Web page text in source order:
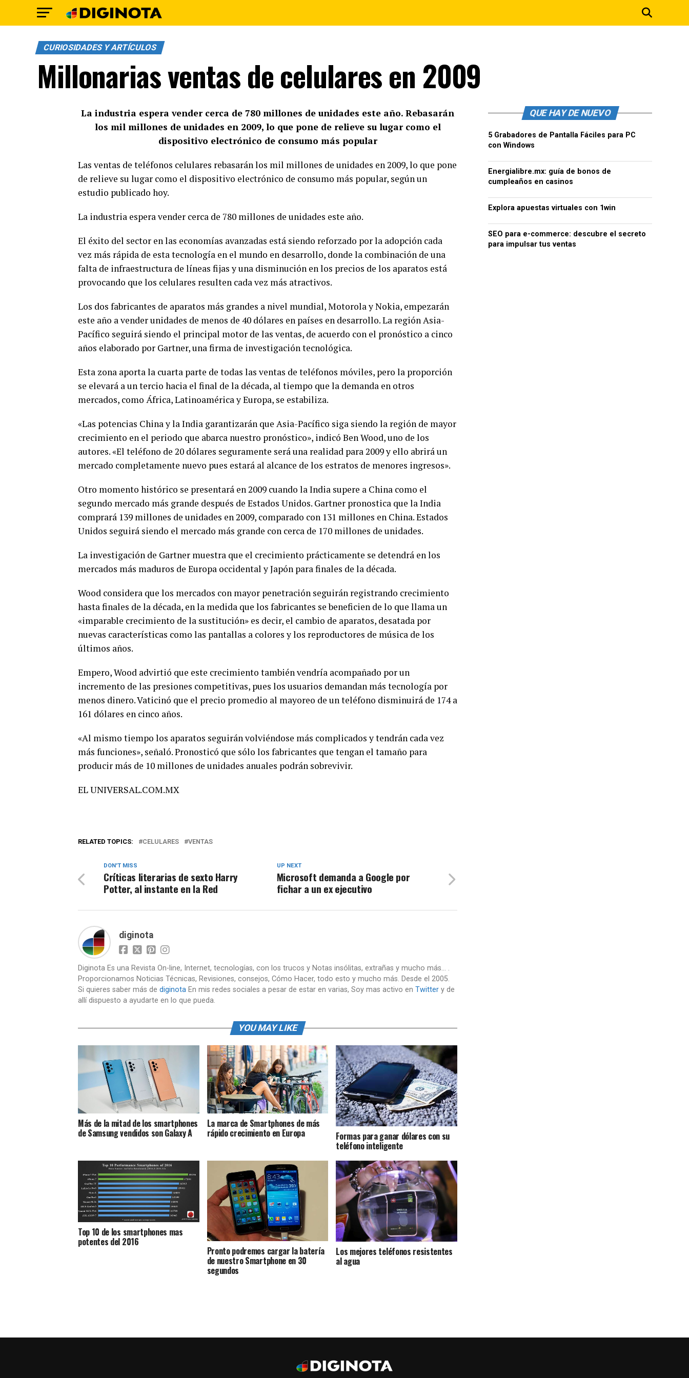
CURIOSIDADES Y ARTÍCULOS
Millonarias ventas de celulares en 2009
La industria espera vender cerca de 780 millones de unidades este año. Rebasarán
los mil millones de unidades en 2009, lo que pone de relieve su lugar como el
dispositivo electrónico de consumo más popular
Las ventas de teléfonos celulares rebasarán los mil millones de unidades en 2009, lo que pone
de relieve su lugar como el dispositivo electrónico de consumo más popular, según un
estudio publicado hoy.
La industria espera vender cerca de 780 millones de unidades este año.
El éxito del sector en las economías avanzadas está siendo reforzado por la adopción cada
vez más rápida de esta tecnología en el mundo en desarrollo, donde la combinación de una
falta de infraestructura de líneas fijas y una disminución en los precios de los aparatos está
provocando que los celulares resulten cada vez más atractivos.
Los dos fabricantes de aparatos más grandes a nivel mundial, Motorola y Nokia, empezarán
este año a vender unidades de menos de 40 dólares en países en desarrollo. La región Asia-
Pacífico seguirá siendo el principal motor de las ventas, de acuerdo con el pronóstico a cinco
años elaborado por Gartner, una firma de investigación tecnológica.
Esta zona aporta la cuarta parte de todas las ventas de teléfonos móviles, pero la proporción
se elevará a un tercio hacia el final de la década, al tiempo que la demanda en otros
mercados, como África, Latinoamérica y Europa, se estabiliza.
«Las potencias China y la India garantizarán que Asia-Pacífico siga siendo la región de mayor
crecimiento en el periodo que abarca nuestro pronóstico», indicó Ben Wood, uno de los
autores. «El teléfono de 20 dólares seguramente será una realidad para 2009 y ello abrirá un
mercado completamente nuevo pues estará al alcance de los estratos de menores ingresos».
Otro momento histórico se presentará en 2009 cuando la India supere a China como el
segundo mercado más grande después de Estados Unidos. Gartner pronostica que la India
comprará 139 millones de unidades en 2009, comparado con 131 millones en China. Estados
Unidos seguirá siendo el mercado más grande con cerca de 170 millones de unidades.
La investigación de Gartner muestra que el crecimiento prácticamente se detendrá en los
mercados más maduros de Europa occidental y Japón para finales de la década.
Wood considera que los mercados con mayor penetración seguirán registrando crecimiento
hasta finales de la década, en la medida que los fabricantes se beneficien de lo que llama un
«imparable crecimiento de la sustitución» es decir, el cambio de aparatos, desatada por
nuevas características como las pantallas a colores y los reproductores de música de los
últimos años.
Empero, Wood advirtió que este crecimiento también vendría acompañado por un
incremento de las presiones competitivas, pues los usuarios demandan más tecnología por
menos dinero. Vaticinó que el precio promedio al mayoreo de un teléfono disminuirá de 174 a
161 dólares en cinco años.
«Al mismo tiempo los aparatos seguirán volviéndose más complicados y tendrán cada vez
más funciones», señaló. Pronosticó que sólo los fabricantes que tengan el tamaño para
producir más de 10 millones de unidades anuales podrán sobrevivir.
EL UNIVERSAL.COM.MX
RELATED TOPICS: CELULARES VENTAS
UP NEXT
Microsoft demanda a Google por
fichar a un ex ejecutivo
DON'T MISS
Críticas literarias de sexto Harry
Potter, al instante en la Red
diginota
Diginota Es una Revista On-line, Internet, tecnologías, con los trucos y Notas insólitas, extrañas y mucho más... .
Proporcionamos Noticias Técnicas, Revisiones, consejos, Cómo Hacer, todo esto y mucho más. Desde el 2005.
Si quieres saber más de diginota En mis redes sociales a pesar de estar en varias, Soy mas activo en Twitter y de
allí dispuesto a ayudarte en lo que pueda.
YOU MAY LIKE
Más de la mitad de los smartphones
de Samsung vendidos son Galaxy A
La marca de Smartphones de más
rápido crecimiento en Europa Formas para ganar dólares con su
teléfono inteligente
Top 10 de los smartphones mas
potentes del 2016
Pronto podremos cargar la batería
de nuestro Smartphone en 30
segundos
Los mejores teléfonos resistentes
al agua
QUE HAY DE NUEVO
5 Grabadores de Pantalla Fáciles para PC
con Windows
Energialibre.mx: guía de bonos de
cumpleaños en casinos
Explora apuestas virtuales con 1win
SEO para e-commerce: descubre el secreto
para impulsar tus ventas